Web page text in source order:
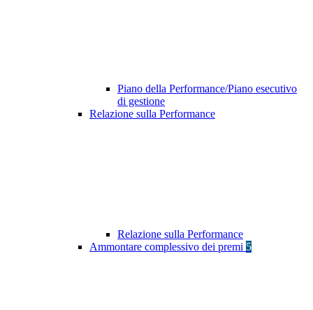
Piano della Performance/Piano esecutivo
di gestione
Relazione sulla Performance
Relazione sulla Performance
Ammontare complessivo dei premi 5